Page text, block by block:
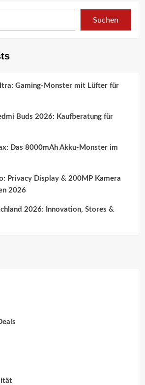
Suchen
Gaming-Monster mit Lüfter für
Buds 2026: Kaufberatung für
Das 8000mAh Akku-Monster im
Privacy Display & 200MP Kamera
2026
2026: Innovation, Stores &